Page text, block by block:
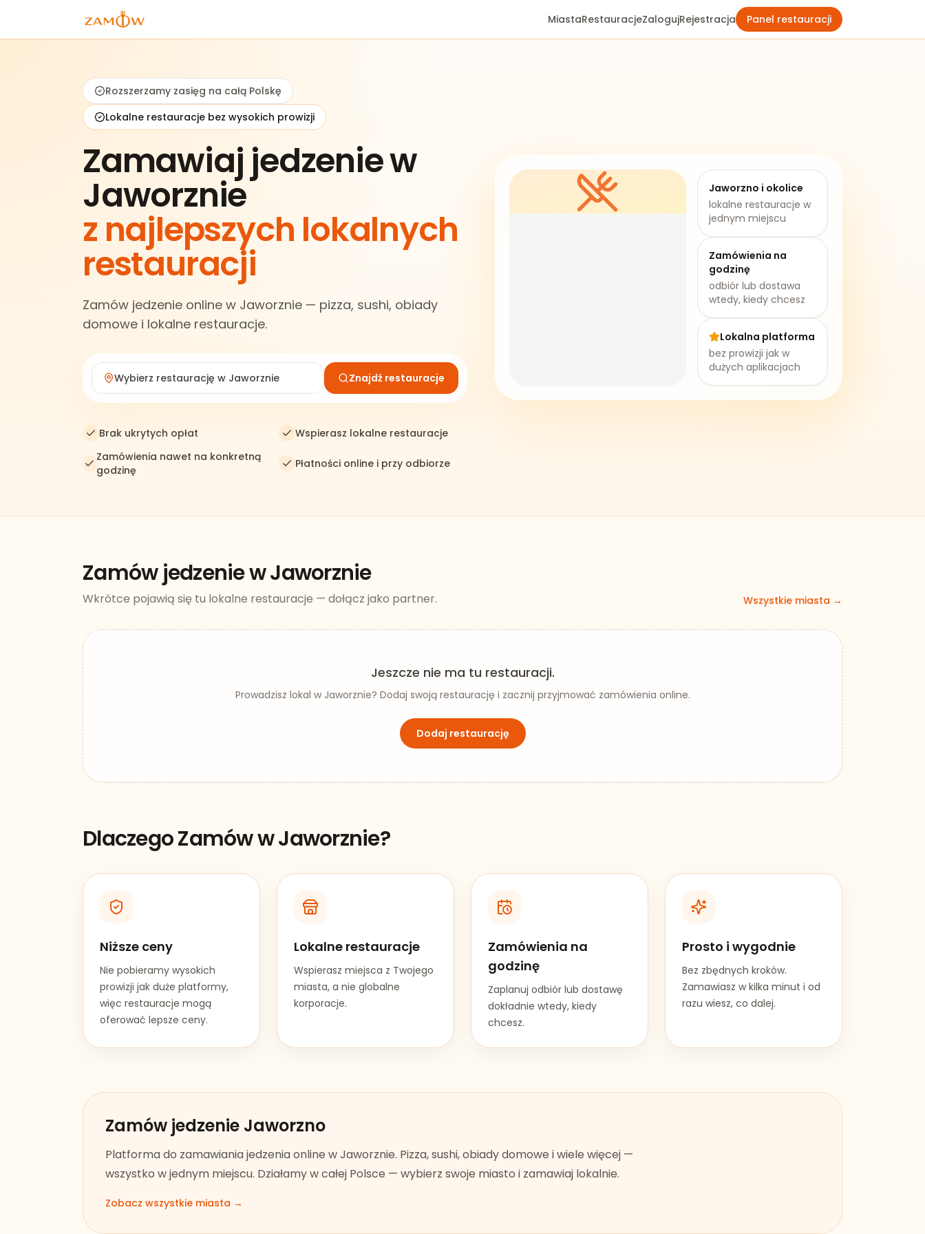
MiastaRestauracjeZalogujRejestracja Panel restauracji
Rozszerzamy zasięg na całą Polskę
Lokalne restauracje bez wysokich prowizji
Zamawiaj jedzenie w
Jaworznie
z najlepszych lokalnych
restauracji
Zamów jedzenie online w Jaworznie — pizza, sushi, obiady
domowe i lokalne restauracje.
Wybierz restaurację w Jaworznie Znajdź restauracje
Brak ukrytych opłat
Wspierasz lokalne restauracje
Zamówienia nawet na konkretną
godzinę
Płatności online i przy odbiorze
Jaworzno i okolice
lokalne restauracje w
jednym miejscu
Zamówienia na
godzinę
odbiór lub dostawa
wtedy, kiedy chcesz
Lokalna platforma
bez prowizji jak w
dużych aplikacjach
Zamów jedzenie w Jaworznie
Wkrótce pojawią się tu lokalne restauracje — dołącz jako partner. Wszystkie miasta →
Jeszcze nie ma tu restauracji.
Prowadzisz lokal w Jaworznie? Dodaj swoją restaurację i zacznij przyjmować zamówienia online.
Dodaj restaurację
Dlaczego Zamów wJaworznie?
Niższe ceny
Nie pobieramy wysokich
prowizji jak duże platformy,
więc restauracje mogą
oferować lepsze ceny.
Lokalne restauracje
Wspierasz miejsca z Twojego
miasta, a nie globalne
korporacje.
Zamówienia na
godzinę
Zaplanuj odbiór lub dostawę
dokładnie wtedy, kiedy
chcesz.
Prosto i wygodnie
Bez zbędnych kroków.
Zamawiasz w kilka minut i od
razu wiesz, co dalej.
Zamów jedzenie Jaworzno
Platforma do zamawiania jedzenia online wJaworznie. Pizza, sushi, obiady domowe i wiele więcej —
wszystko w jednym miejscu. Działamy w całej Polsce — wybierz swoje miasto i zamawiaj lokalnie.
Zobacz wszystkie miasta →